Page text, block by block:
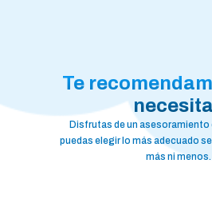
Te
Disfrutas de un asesoramiento
puedas elegir lo más adecuado
más ni menos.